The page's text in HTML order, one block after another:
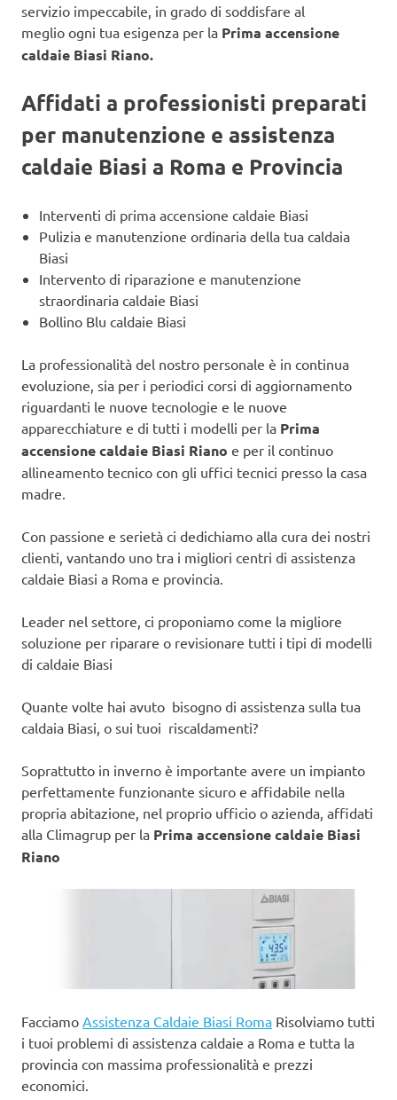
servizio impeccabile, in grado di soddisfare al
meglio ogni tua esigenza per la Prima accensione
caldaie Biasi Riano.
Affidati a professionisti preparati
per manutenzione e assistenza
caldaie Biasi a Roma e Provincia
Interventi di prima accensione caldaie Biasi
Pulizia e manutenzione ordinaria della tua caldaia
Biasi
Intervento di riparazione e manutenzione
straordinaria caldaie Biasi
Bollino Blu caldaie Biasi
La professionalità del nostro personale è in continua
evoluzione, sia per i periodici corsi di aggiornamento
riguardanti le nuove tecnologie e le nuove
apparecchiature e di tutti i modelli per la Prima
accensione caldaie Biasi Riano e per il continuo
allineamento tecnico con gli uffici tecnici presso la casa
madre.
Con passione e serietà ci dedichiamo alla cura dei nostri
clienti, vantando uno tra i migliori centri di assistenza
caldaie Biasi a Roma e provincia.
Leader nel settore, ci proponiamo come la migliore
soluzione per riparare o revisionare tutti i tipi di modelli
di caldaie Biasi
Quante volte hai avuto bisogno di assistenza sulla tua
caldaia Biasi, o sui tuoi riscaldamenti?
Soprattutto in inverno è importante avere un impianto
perfettamente funzionante sicuro e affidabile nella
propria abitazione, nel proprio ufficio o azienda, affidati
alla Climagrup per la Prima accensione caldaie Biasi
Riano
Facciamo Assistenza Caldaie Biasi Roma Risolviamo tutti
i tuoi problemi di assistenza caldaie a Roma e tutta la
provincia con massima professionalità e prezzi
economici.